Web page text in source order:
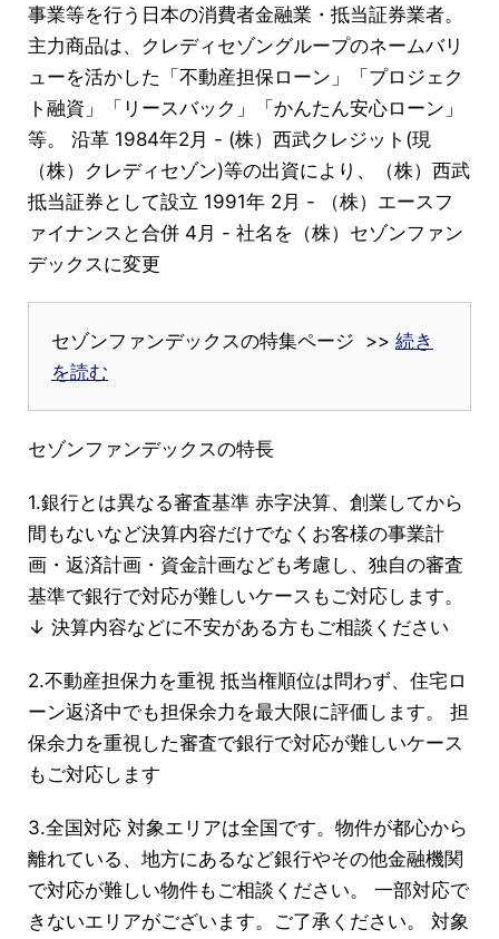
事業等を行う日本の消費者金融業・抵当証券業者。
主力商品は、クレディセゾングループのネームバリ
ューを活かした「不動産担保ローン」「プロジェク
ト融資」「リースバック」「かんたん安心ローン」
等。 沿革 1984年2月 - (株）西武クレジット(現
（株）クレディセゾン)等の出資により、（株）西武
抵当証券として設立 1991年 2月 - （株）エースフ
ァイナンスと合併 4月 - 社名を（株）セゾンファン
デックスに変更
セゾンファンデックスの特集ページ >> 続き
を読む
セゾンファンデックスの特長
1.銀行とは異なる審査基準 赤字決算、創業してから
間もないなど決算内容だけでなくお客様の事業計
画・返済計画・資金計画なども考慮し、独自の審査
基準で銀行で対応が難しいケースもご対応します。
↓ 決算内容などに不安がある方もご相談ください
2.不動産担保力を重視 抵当権順位は問わず、住宅ロ
ーン返済中でも担保余力を最大限に評価します。 担
保余力を重視した審査で銀行で対応が難しいケース
もご対応します
3.全国対応 対象エリアは全国です。物件が都心から
離れている、地方にあるなど銀行やその他金融機関
で対応が難しい物件もご相談ください。 一部対応で
きないエリアがございます。ご了承ください。 対象